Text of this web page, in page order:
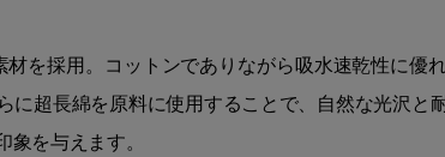
を採用。コットンでありながら吸水速乾性に優
超長綿を原料に使用することで、自然な光沢と
を与えます。